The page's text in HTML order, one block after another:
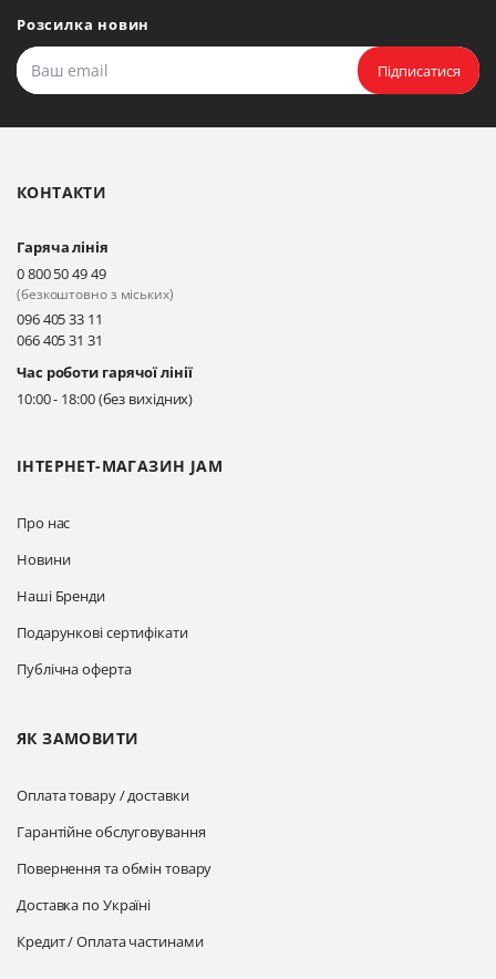
Мудрого, 20, офіс 108
Прокласти маршрут
Київ, вул. Драгоманова 31-д
Прокласти маршрут
Київ, вул. Драгоманова 31-д
Прокласти маршрут
Розсилка новин
Підписатися
ІНТЕРНЕТ-МАГАЗИН JAM
Про нас
Новини
Наші Бренди
Подарункові сертифікати
Публічна оферта
ЯК ЗАМОВИТИ
Оплата товару / доставки
Гарантійне обслуговування
Повернення та обмін товару
Доставка по Україні
Кредит / Оплата частинами
КОНТАКТИ
Гаряча лінія
0 800 50 49 49
(безкоштовно з міських)
096 405 33 11
066 405 31 31
Час роботи гарячої лінії
10:00 - 18:00 (без вихідних)